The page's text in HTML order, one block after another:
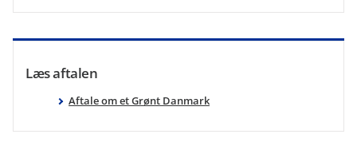
Læs aftalen
Aftale om et Grønt Danmark